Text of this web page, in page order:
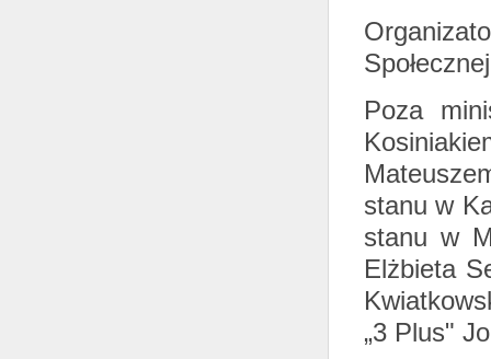
Poza
stanu w
stanu w
Elżbieta
„3 Plus"